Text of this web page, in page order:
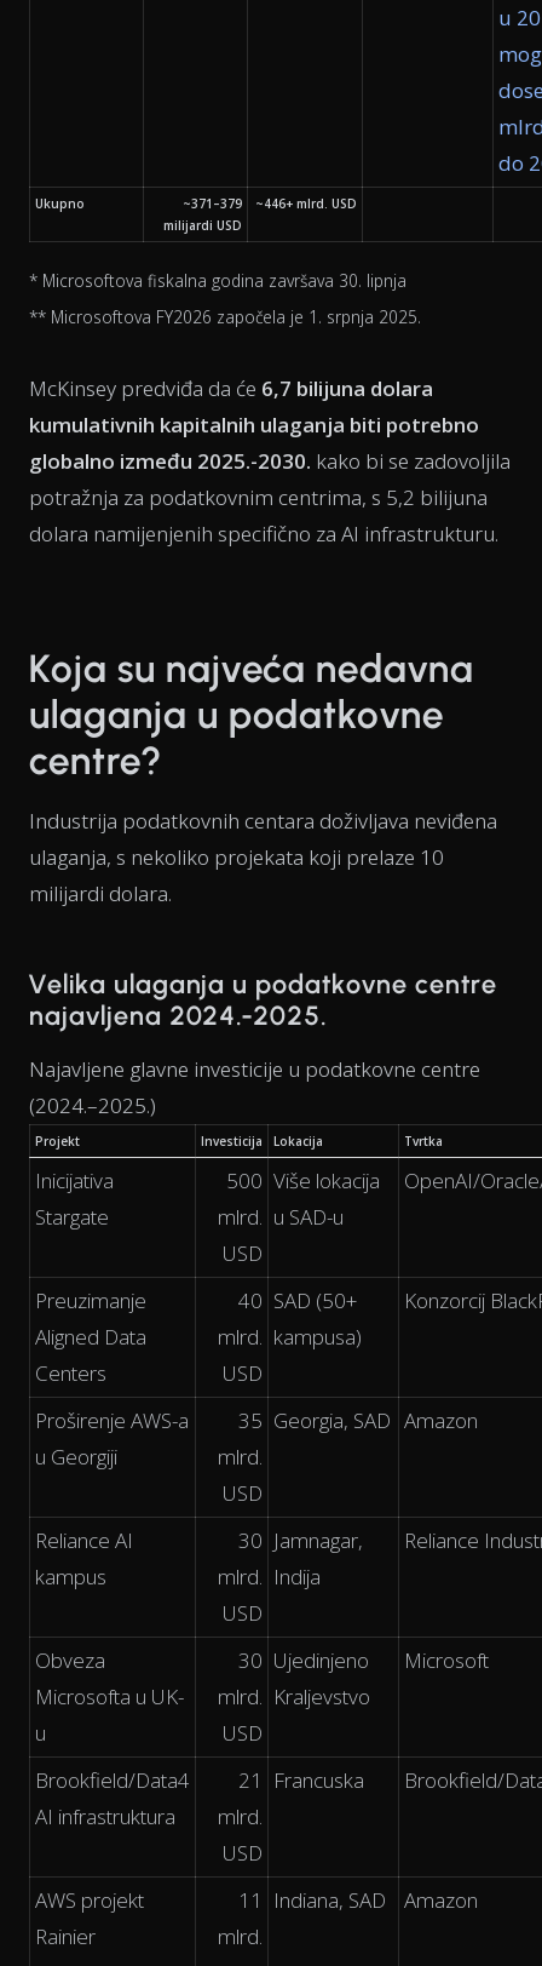
u
do
Ukupno
~371–379
milijardi USD
~446+ mlrd. USD
* Microsoftova fiskalna godina završava 30. lipnja
** Microsoftova FY2026 započela je 1. srpnja 2025.
McKinsey predviđa da će 6,7 bilijuna dolara
kumulativnih kapitalnih ulaganja biti potrebno
globalno između 2025.-2030. kako bi se zadovoljila
potražnja za podatkovnim centrima, s 5,2 bilijuna
dolara namijenjenih specifično za AI infrastrukturu.
Koja su najveća nedavna
ulaganja u podatkovne
centre?
Industrija podatkovnih centara doživljava neviđena
ulaganja, s nekoliko projekata koji prelaze 10
milijardi dolara.
Velika ulaganja u podatkovne centre
najavljena 2024.-2025.
Najavljene glavne investicije u podatkovne centre
(2024.–2025.)
Projekt Investicija Lokacija Tvrtka
Inicijativa
Stargate
500
mlrd.
USD
Više lokacija
u SAD-u
OpenAI/
Preuzimanje
Aligned Data
Centers
40
mlrd.
USD
SAD (50+
kampusa)
Konzorcij
Proširenje AWS-a
u Georgiji
35
mlrd.
USD
Georgia, SAD Amazon
Reliance AI
kampus
30
mlrd.
USD
Jamnagar,
Indija
Reliance
Obveza
Microsofta u UK-
u
30
mlrd.
USD
Ujedinjeno
Kraljevstvo
Microsoft
Brookfield/Data4
AI infrastruktura
21
mlrd.
USD
Francuska Brookfield/
AWS projekt
Rainier
11
mlrd.
Indiana, SAD Amazon